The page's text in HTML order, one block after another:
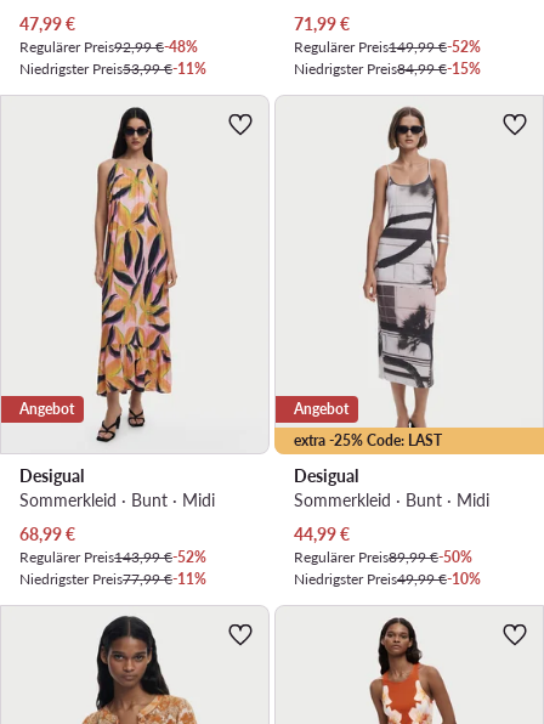
Aktueller Preis
47,99€
Regulärer Preis92,99 €-48%
Niedrigster Preis53,99 €-11%
Aktueller Preis
71,99€
Regulärer Preis149,99 €-52%
Niedrigster Preis84,99 €-15%
Angebot
Desigual
Sommerkleid · Bunt · Midi
Aktueller Preis
68,99€
Regulärer Preis143,99 €-52%
Niedrigster Preis77,99 €-11%
extra -25% Code: LAST
Angebot
Desigual
Sommerkleid · Bunt · Midi
Aktueller Preis
44,99€
Regulärer Preis89,99 €-50%
Niedrigster Preis49,99 €-10%